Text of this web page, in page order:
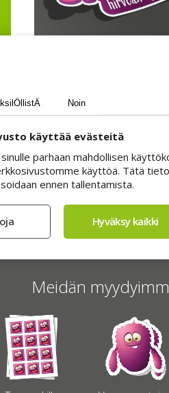
Tarjoamme täydellisen
teknisiä materiaaleja.
näyteikkunoihin,
viivakoodeihin…
käyttötarkoitukselle on
Meidän
Noin
käyttää evästeitä
parhaan mahdollisen
käyttöä. Tätä
ennen tallentamista.